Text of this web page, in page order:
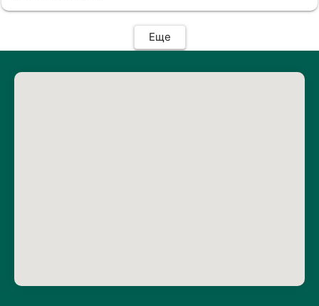
покраснение, отёк и сильное жжение мне
пришлось снять покрытие. Мастер в целом
обсуждая их по именам и комментируя “недуги”
клиентам, риск аллергии и отсутствие
Еще